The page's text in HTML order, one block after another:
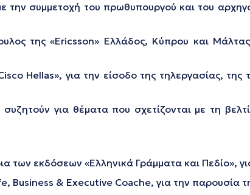
την συμμετοχή του πρωθυπουργού και του
της «Ericsson» Ελλάδος, Κύπρου και
Hellas», για την είσοδο της τηλεργασίας,
για θέματα που σχετίζονται με τη
των εκδόσεων «Ελληνικά Γράμματα και Πεδίο»,
Business & Executive Coache, για την παρουσία